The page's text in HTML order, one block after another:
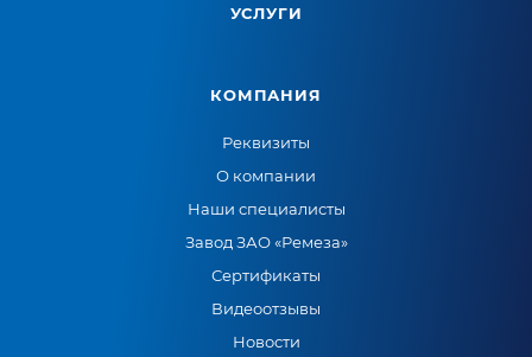
УСЛУГИ
КОМПАНИЯ
Реквизиты
О компании
Наши специалисты
Завод ЗАО «Ремеза»
Сертификаты
Видеоотзывы
Новости